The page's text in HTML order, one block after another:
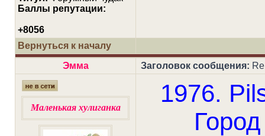
Баллы репутации:
+8056
Вернуться к началу
Эмма
Заголовок сообщения:
Маленькая хулиганка
1976.